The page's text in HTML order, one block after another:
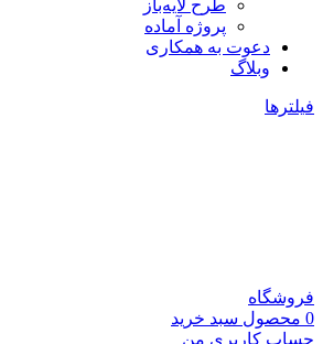
طرح لایه‌باز
پروژه آماده
دعوت به همکاری
وبلاگ
فیلترها
فروشگاه
0 محصول سبد خرید
حساب کاربری من